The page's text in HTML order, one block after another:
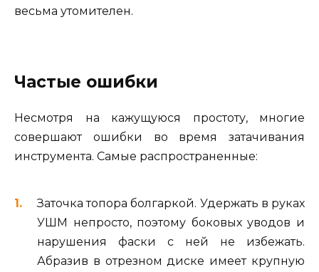
весьма утомителен.
Частые ошибки
Несмотря на кажущуюся простоту, многие
совершают ошибки во время затачивания
инструмента. Самые распространенные:
Заточка топора болгаркой. Удержать в руках
УШМ непросто, поэтому боковых уводов и
нарушения фаски с ней не избежать.
Абразив в отрезном диске имеет крупную